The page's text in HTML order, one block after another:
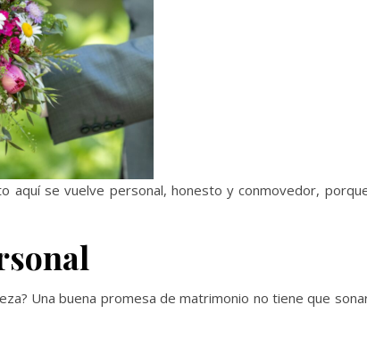
aquí se vuelve personal, honesto y conmovedor,
Una buena promesa de matrimonio no tiene que